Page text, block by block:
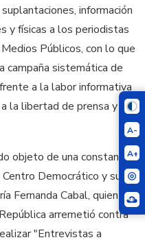
A-
A+
información
y físicas a los periodistas
Públicos, con lo que
campaña sistemática de
a la labor informativa
la libertad de prensa y el
objeto de una constante
Democrático y sus
Fernanda Cabal, quien en
arremetió contra
"Entrevistas a